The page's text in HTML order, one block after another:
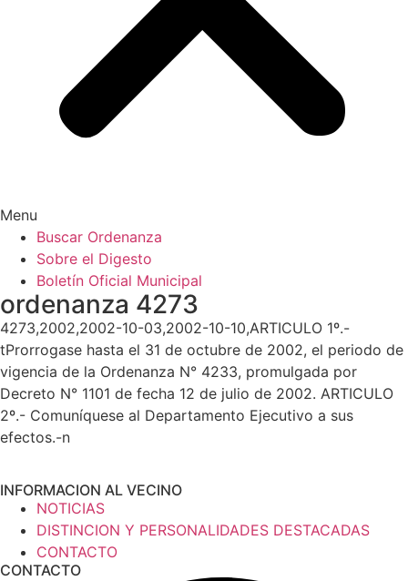
Menu
Buscar Ordenanza
Sobre el Digesto
Boletín Oficial Municipal
ordenanza 4273
4273,2002,2002-10-03,2002-10-10,ARTICULO 1º.-
tProrrogase hasta el 31 de octubre de 2002, el periodo de
vigencia de la Ordenanza N° 4233, promulgada por
Decreto N° 1101 de fecha 12 de julio de 2002. ARTICULO
2º.- Comuníquese al Departamento Ejecutivo a sus
efectos.-n
INFORMACION AL VECINO
NOTICIAS
DISTINCION Y PERSONALIDADES DESTACADAS
CONTACTO
CONTACTO